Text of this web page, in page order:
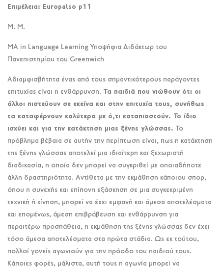
Επιμέλεια: Europalso p11
Μ. Μ.
MA in Language Learning Υποψήφια Διδάκτωρ του
Πανεπιστημίου του Greenwich
Αδιαμφισβήτητα ένας από τους σημαντικότερους παράγοντες
επιτυχίας είναι η ενθάρρυνση. Τα παιδιά που νιώθουν ότι οι
άλλοι πιστεύουν σε εκείνα και στην επιτυχία τους, συνήθως
τα καταφέρνουν καλύτερα με ό,τι καταπιαστούν. Το ίδιο
ισχύει και για την κατάκτηση μιας ξένης γλώσσας. Το
πρόβλημα βέβαια σε αυτήν την περίπτωση είναι, πως η κατάκτηση
της ξένης γλώσσας αποτελεί μια ιδιαίτερη και ξεχωριστή
διαδικασία, η οποία δεν μπορεί να συγκριθεί με οποιαδήποτε
άλλη δραστηριότητα. Αντίθετα με την εκμάθηση κάποιου σπορ,
όπου η συνεχής και επίπονη εξάσκηση σε μια συγκεκριμένη
τεχνική ή κίνηση, μπορεί να έχει εμφανή και άμεσα αποτελέσματα
και επομένως, άμεση επιβράβευση και ενθάρρυνση για
περαιτέρω προσπάθεια, η εκμάθηση της ξένης γλώσσας δεν έχει
τόσο άμεσα αποτελέσματα στα πρώτα στάδια. Ως εκ τούτου,
πολλοί γονείς αγωνιούν για την πρόοδο του παιδιού τους.
Κάποιες φορές, μάλιστα, αυτή τους η αγωνία μπορεί να